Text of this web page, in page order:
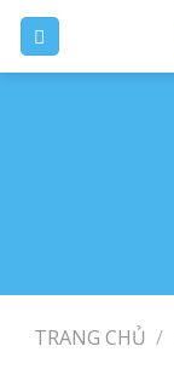
Skip
content
TRANG CHỦ /